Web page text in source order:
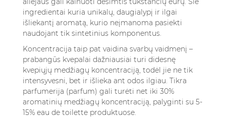
ingredientai kuria unikalų, daugialypį ir ilgai
išliekantį aromatą, kurio neįmanoma pasiekti
naudojant tik sintetinius komponentus.
Koncentracija taip pat vaidina svarbų vaidmenį –
prabangūs kvepalai dažniausiai turi didesnę
kvepiųjų medžiagų koncentraciją, todėl jie ne tik
intensyvesni, bet ir išlieka ant odos ilgiau. Tikra
parfumerija (parfum) gali turėti net iki 30%
aromatinių medžiagų koncentraciją, palyginti su 5-
15% eau de toilette produktuose.